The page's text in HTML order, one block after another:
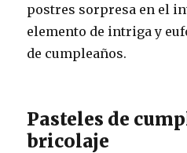
postres sorpresa en el
elemento de intriga y
de cumpleaños.
Pasteles de
bricolaje